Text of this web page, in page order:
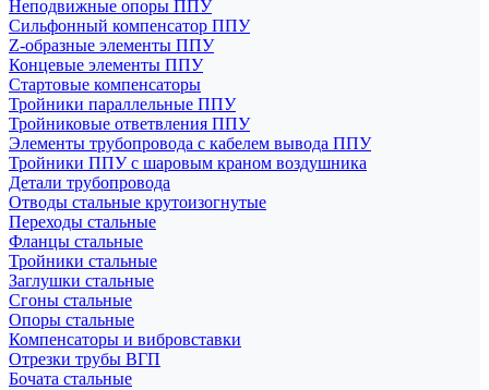
Неподвижные опоры ППУ
Cильфонный компенсатор ППУ
Z-образные элементы ППУ
Концевые элементы ППУ
Стартовые компенсаторы
Тройники параллельные ППУ
Тройниковые ответвления ППУ
Элементы трубопровода с кабелем вывода ППУ
Тройники ППУ с шаровым краном воздушника
Детали трубопровода
Отводы стальные крутоизогнутые
Переходы стальные
Фланцы стальные
Тройники стальные
Заглушки стальные
Сгоны стальные
Опоры стальные
Компенсаторы и вибровставки
Отрезки трубы ВГП
Бочата стальные